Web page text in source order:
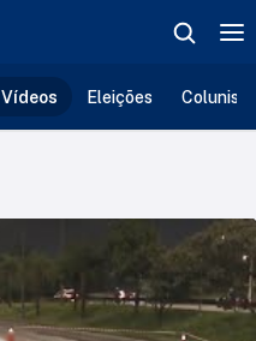
Vídeos Eleições